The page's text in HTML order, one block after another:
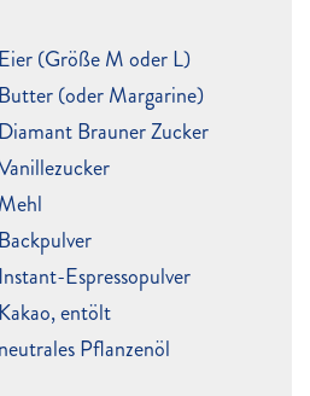
Eier (Größe M oder L)
Butter (oder Margarine)
Diamant Brauner Zucker
Mehl
Backpulver
Instant-Espressopulver
Kakao, entölt
neutrales Pflanzenöl